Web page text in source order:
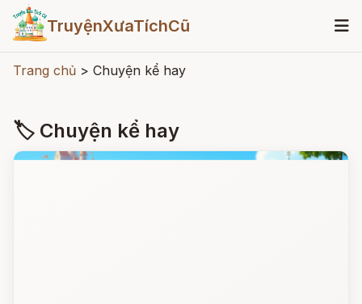
TruyệnXưaTíchCũ
Trang chủ > Chuyện kể hay
🏷 Chuyện kể hay